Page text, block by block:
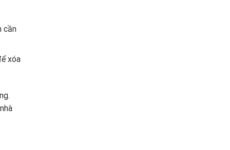
cần
xóa